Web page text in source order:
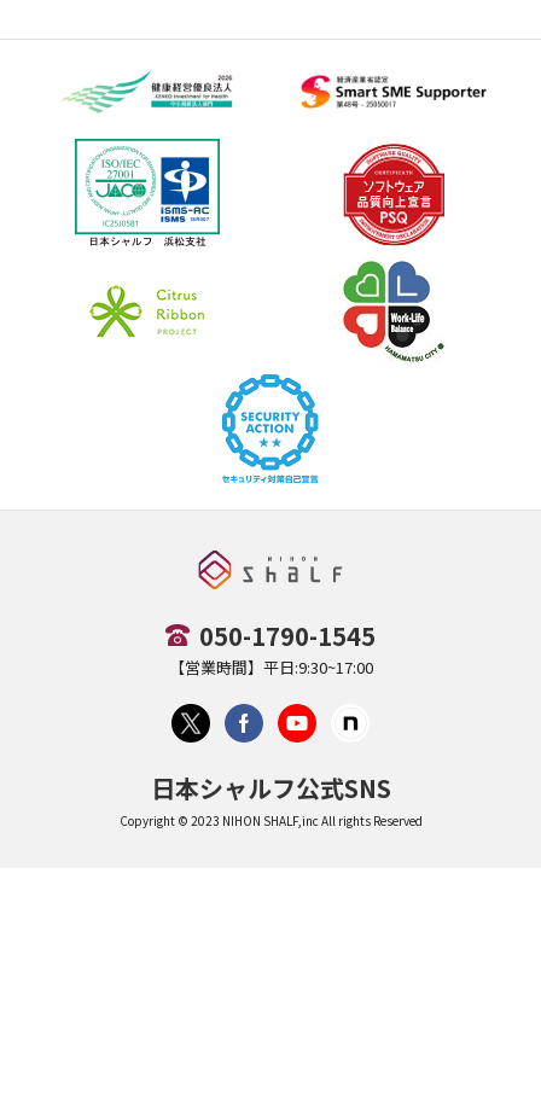
050-1790-1545
【営業時間】平日:9:30~17:00
日本シャルフ公式SNS
Copyright © 2023 NIHON SHALF,inc All rights Reserved